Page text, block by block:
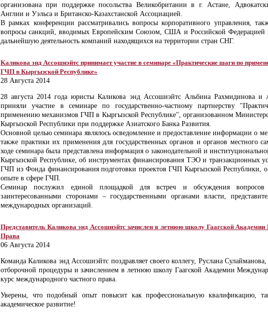
организована при поддержке посольства Великобритании в г. Астане,
Англии и Уэльса и Британско-Казахстанской Ассоциацией.
В рамках конференции рассматривались вопросы корпоративного управления,
вопросы санкций, вводимых Европейским Союзом, США и Российской Федерацией
дальнейшую деятельность компаний находящихся на территории стран СНГ.
Kаликова энд Aссошиэйтс принимает участие в семинаре «Практические шаги по
ГЧП в Кыргызской Республике»
28 Августа 2014
28 августа 2014 года юристы Каликова энд Ассошиэйтс Альбина Рахмидинова и
приняли участие в семинаре по государственно-частному партнерству
применению механизмов ГЧП в Кыргызской Республике", организованном
Кыргызской Республики при поддержке Азиатского Банка Развития.
Основной целью семинара являлось осведомление и предоставление информации о
также практики их применения для государственных органов и органов местного
ходе семинара была представлена информация о законодательной и
Кыргызской Республике, об инструментах финансирования ТЭО и транзакционных
ГЧП из Фонда финансирования подготовки проектов ГЧП Кыргызской Республики,
опыте в сфере ГЧП.
Семинар послужил единой площадкой для встреч и обсуждения
заинтересованными сторонами – государственными органами власти,
международных организаций.
Представитель Каликова энд Ассошиэйтс зачислен в летнюю школу Гаагской
Права
06 Августа 2014
Команда Каликова энд Ассошиэйтс поздравляет своего коллегу, Руслана
отборочной процедуры и зачислением в летнюю школу Гаагской Академии
курс международного частного права.
Уверены, что подобный опыт повысит как профессиональную квалификацию,
академическое развитие!